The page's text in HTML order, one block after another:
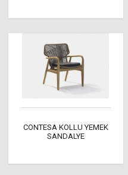
CONTESA KOLLU YEMEK
SANDALYE